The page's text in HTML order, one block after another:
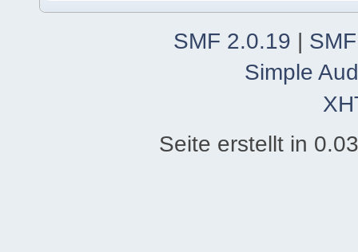
SMF 2.0.19 |
Simple
Seite erstellt in